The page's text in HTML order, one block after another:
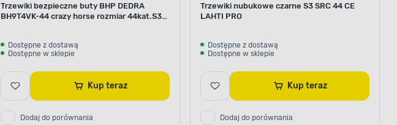
Trzewiki bezpieczne buty BHP DEDRA
BH9T4VK-44 crazy horse rozmiar 44kat.S3
Dostępne z dostawą
Dostępne w sklepie
Kup teraz
Dodaj do porównania
Trzewiki nubukowe czarne S3 SRC 44 CE
LAHTI PRO
Dostępne z dostawą
Dostępne w sklepie
Kup teraz
Dodaj do porównania